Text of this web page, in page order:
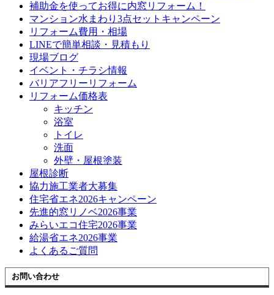
補助金を使ってお得に内窓リフォーム！
マンション水まわり3点セットキャンペーン
リフォーム費用・相場
LINEで簡単相談・見積もり
現場ブログ
イベント・チラシ情報
バリアフリーリフォーム
リフォーム価格表
キッチン
浴室
トイレ
洗面
外壁・屋根塗装
屋根診断
協力施工業者大募集
住宅省エネ2026キャンペーン
先進的窓リノベ2026事業
みらいエコ住宅2026事業
給湯省エネ2026事業
よくあるご質問
お問い合わせ